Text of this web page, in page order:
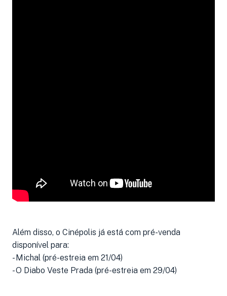
Além disso, o Cinépolis já está com pré-venda
disponível para:
- Michal (pré-estreia em 21/04)
- O Diabo Veste Prada (pré-estreia em 29/04)